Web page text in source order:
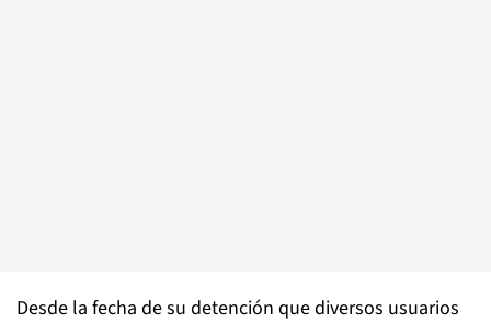
Desde la fecha de su detención que diversos usuarios